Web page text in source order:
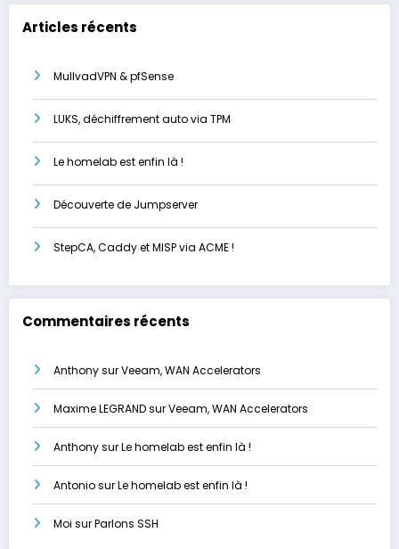
Articles récents
MullvadVPN & pfSense
LUKS, déchiffrement auto via TPM
Le homelab est enfin là !
Découverte de Jumpserver
StepCA, Caddy et MISP via ACME !
Commentaires récents
AnthonysurVeeam, WAN Accelerators
Maxime LEGRANDsurVeeam, WAN Accelerators
AnthonysurLe homelab est enfin là !
AntoniosurLe homelab est enfin là !
Moi surParlons SSH